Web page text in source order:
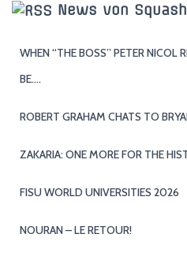
News von
WHEN “THE BOSS” PETER NICOL
BE….
ROBERT GRAHAM CHATS TO
ZAKARIA: ONE MORE FOR THE
FISU WORLD UNIVERSITIES 2026
NOURAN – LE RETOUR!